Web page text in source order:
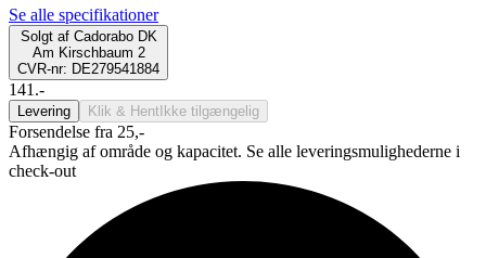
Se alle specifikationer
Solgt af Cadorabo DK
Am Kirschbaum 2
CVR-nr: DE279541884
141.-
Levering Klik & Hent Ikke tilgængelig
Forsendelse fra 25,-
Afhængig af område og kapacitet. Se alle leveringsmulighederne i
check-out